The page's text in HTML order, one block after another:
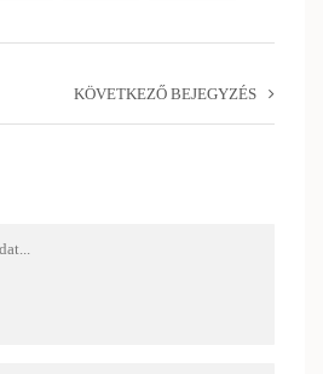
KÖVETKEZŐ BEJEGYZÉS